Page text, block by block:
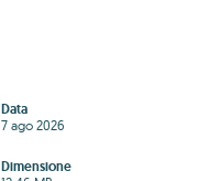
Data
7 ago 2026
Dimensione